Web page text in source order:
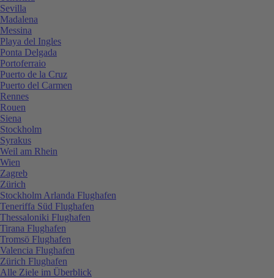
Sevilla
Madalena
Messina
Playa del Ingles
Ponta Delgada
Portoferraio
Puerto de la Cruz
Puerto del Carmen
Rennes
Rouen
Siena
Stockholm
Syrakus
Weil am Rhein
Wien
Zagreb
Zürich
Stockholm Arlanda Flughafen
Teneriffa Süd Flughafen
Thessaloniki Flughafen
Tirana Flughafen
Tromsö Flughafen
Valencia Flughafen
Zürich Flughafen
Alle Ziele im Überblick